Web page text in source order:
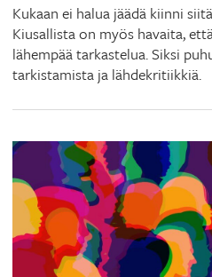
Kukaan ei halua jäädä kiinni
Kiusallista on myös havaita,
lähempää tarkastelua. Siksi
tarkistamista ja lähdekritiikkiä.